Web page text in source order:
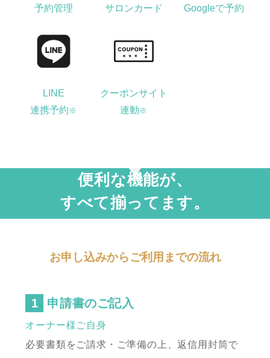
予約管理 サロンカード Googleで予約
LINE
連携予約 ※
クーポンサイト
連動 ※
便利な機能が、
すべて揃ってます。
お申し込みからご利用までの流れ
申請書のご記入
オーナー様ご自身
必要書類をご請求・ご準備の上、返信用封筒で